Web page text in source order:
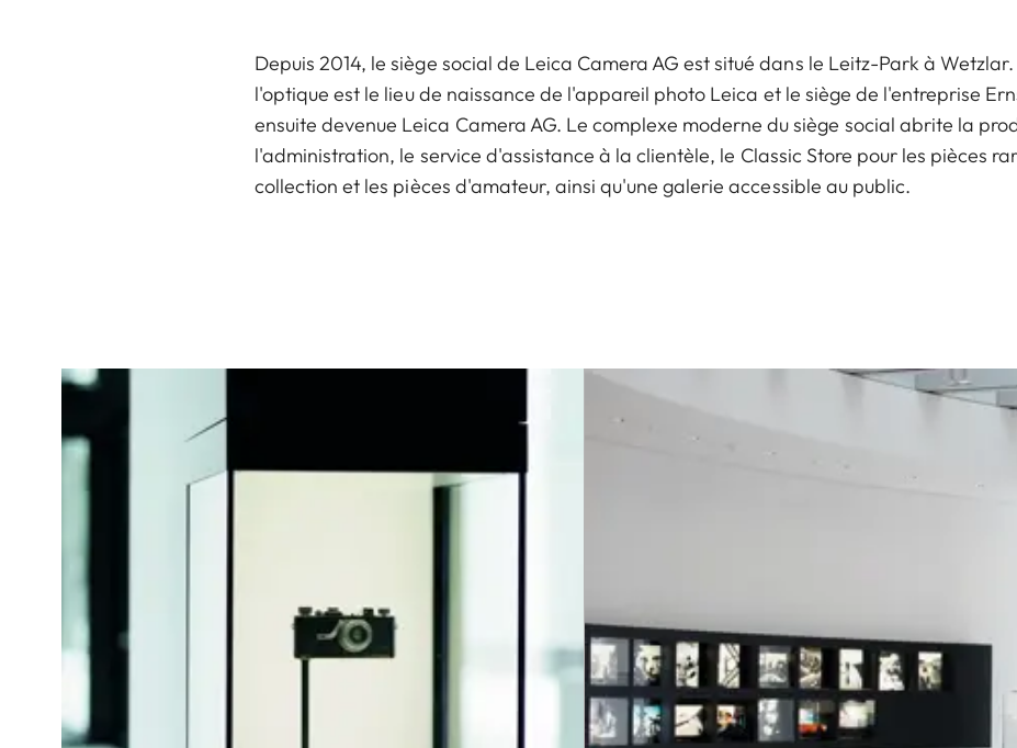
Depuis 2014, le siège social de Leica Camera AG est situé dans le Leitz-Park à
l'optique est le lieu de naissance de l'appareil photo Leica et le siège de l'entreprise
ensuite devenue Leica Camera AG. Le complexe moderne du siège social abrite la
l'administration, le service d'assistance à la clientèle, le Classic Store pour les pièces
collection et les pièces d'amateur, ainsi qu'une galerie accessible au public.